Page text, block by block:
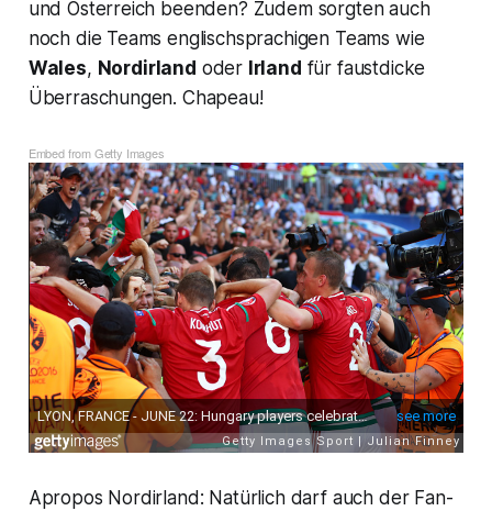
und Österreich beenden? Zudem sorgten auch
noch die Teams englischsprachigen Teams wie
Wales, Nordirland oder Irland für faustdicke
Überraschungen. Chapeau!
Embed from Getty Images
Apropos Nordirland: Natürlich darf auch der Fan-